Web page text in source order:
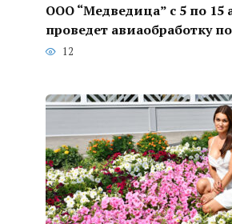
ООО “Медведица” с 5 по 15
проведет авиаобработку
12